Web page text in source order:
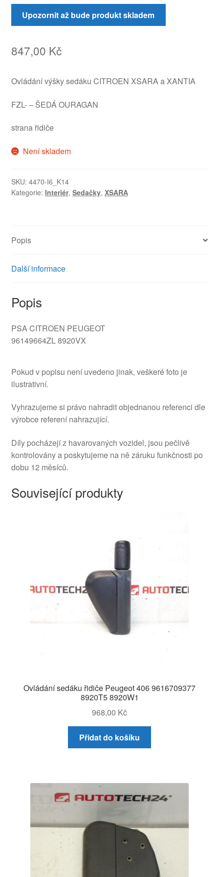
Upozornit až bude produkt skladem
847,00 Kč
Ovládání výšky sedáku CITROEN XSARA a XANTIA
FZL- – ŠEDÁ OURAGAN
strana řidiče
Není skladem
SKU: 4470-I6_K14
Kategorie: Interiér, Sedačky, XSARA
Popis
Další informace
Popis
PSA CITROEN PEUGEOT
96149664ZL 8920VX
Pokud v popisu není uvedeno jinak, veškeré foto je
ilustrativní.
Vyhrazujeme si právo nahradit objednanou referenci dle
výrobce referení nahrazující.
Díly pocházejí z havarovaných vozidel, jsou pečlivě
kontrolovány a poskytujeme na ně záruku funkčnosti po
dobu 12 měsíců.
Související produkty
Ovládání sedáku řidiče Peugeot 406 9616709377
8920T5 8920W1
968,00 Kč
Přidat do košíku